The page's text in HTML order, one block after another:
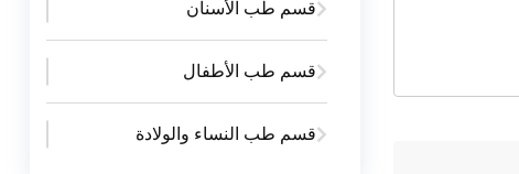
قسم طب الأسنان
قسم طب الأطفال
قسم طب النساء والولادة